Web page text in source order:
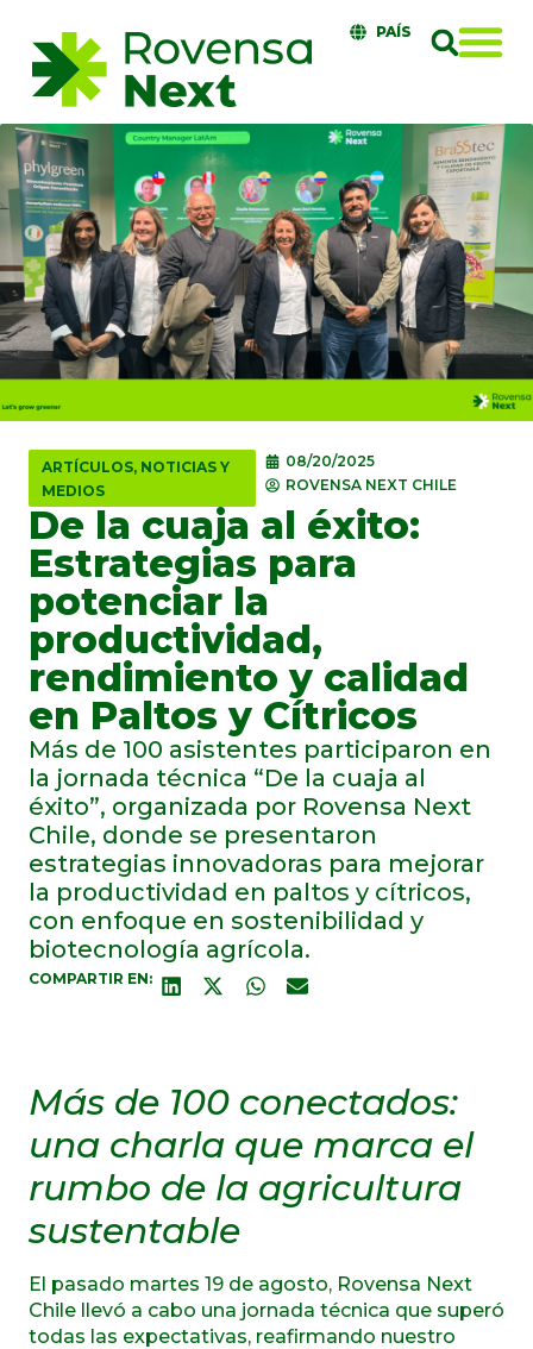
PAÍS
ARTÍCULOS, NOTICIAS Y
MEDIOS
08/20/2025
ROVENSA NEXT CHILE
De la cuaja al éxito:
Estrategias para
potenciar la
productividad,
rendimiento y calidad
en Paltos y Cítricos
Más de 100 asistentes participaron en
la jornada técnica “De la cuaja al
éxito”, organizada por Rovensa Next
Chile, donde se presentaron
estrategias innovadoras para mejorar
la productividad en paltos y cítricos,
con enfoque en sostenibilidad y
biotecnología agrícola.
COMPARTIR EN:
Más de 100 conectados:
una charla que marca el
rumbo de la agricultura
sustentable
El pasado martes 19 de agosto, Rovensa Next
Chile llevó a cabo una jornada técnica que superó
todas las expectativas, reafirmando nuestro